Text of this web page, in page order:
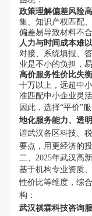
政策理解偏差风险高
集、知识产权匹配
偏差易导致材料不
人力与时间成本难
对接、系统填报、
业是不小的负担，
高价服务性价比失衡
十万以上，远超中
准匹配中小企业灵
因此，选择“平价”
地化服务能力、透
谙武汉各区科技、
要点，用更经济的
二、2025年武汉高
基于机构专业资质
性价比等维度，综
构：
武汉祺霖科技咨询